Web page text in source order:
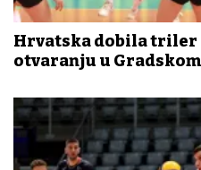
Hrvatska dobila triler
otvaranju u